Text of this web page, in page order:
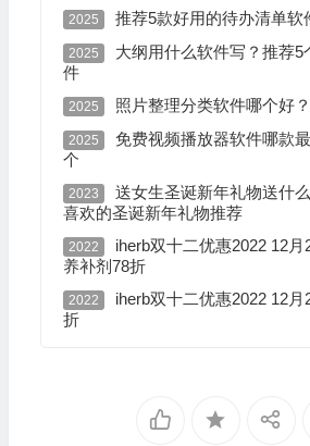
2025 推荐5款好用的待办清单软
2025
大纲用什么软件写？推荐5
件
2025 照片整理分类软件哪个好
2025
免费视频播放器软件哪款
个
2023
送女生圣诞新年礼物送什
喜欢的圣诞新年礼物推荐
2022
iherb双十二优惠2022 12
养补剂78折
2022
iherb双十二优惠2022 12
折